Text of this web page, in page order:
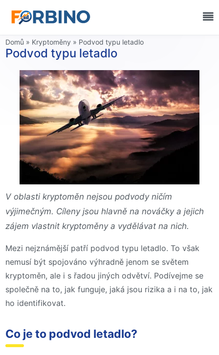
Domů » Kryptoměny » Podvod typu letadlo
Podvod typu letadlo
V oblasti kryptoměn nejsou podvody ničím
výjimečným. Cíleny jsou hlavně na nováčky a jejich
zájem vlastnit kryptoměny a vydělávat na nich.
Mezi nejznámější patří podvod typu letadlo. To však
nemusí být spojováno výhradně jenom se světem
kryptoměn, ale i s řadou jiných odvětví. Podívejme se
společně na to, jak funguje, jaká jsou rizika a i na to, jak
ho identifikovat.
Co je to podvod letadlo?